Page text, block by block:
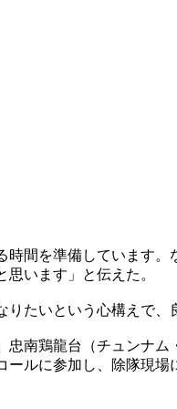
間を準備しています
います」と伝えた。
たいという心構えで
南鶏龍台（チュンナ
ルに参加し、除隊現場